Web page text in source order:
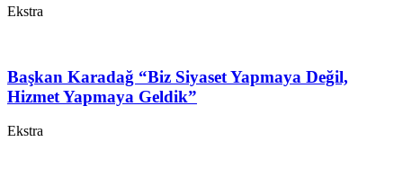
Ekstra
Başkan Karadağ “Biz Siyaset Yapmaya Değil,
Hizmet Yapmaya Geldik”
Ekstra